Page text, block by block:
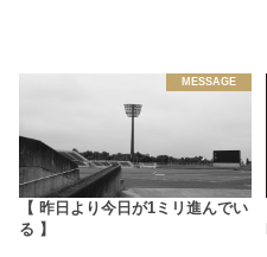
MESSAGE
【 昨日より今日が1ミリ進んでい
る 】